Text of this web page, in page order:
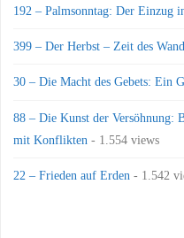
192 – Palmsonntag: Der Einzug
399 – Der Herbst – Zeit des
30 – Die Macht des Gebets: Ein
88 – Die Kunst der Versöhnung:
mit Konflikten - 1.554 views
22 – Frieden auf Erden - 1.542